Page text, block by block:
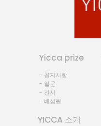
Yicca prize
- 공지사항
- 질문
- 전시
- 배심원
YICCA 소개